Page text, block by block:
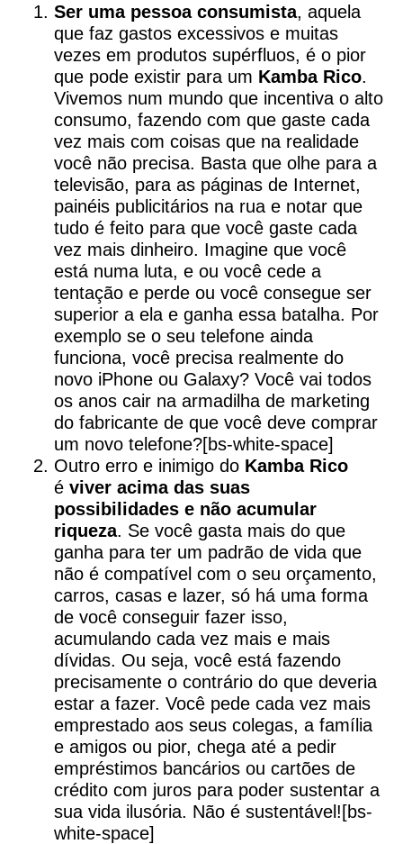
Ser uma pessoa consumista, aquela
que faz gastos excessivos e muitas
vezes em produtos supérfluos, é o pior
que pode existir para um Kamba Rico.
Vivemos num mundo que incentiva o alto
consumo, fazendo com que gaste cada
vez mais com coisas que na realidade
você não precisa. Basta que olhe para a
televisão, para as páginas de Internet,
painéis publicitários na rua e notar que
tudo é feito para que você gaste cada
vez mais dinheiro. Imagine que você
está numa luta, e ou você cede a
tentação e perde ou você consegue ser
superior a ela e ganha essa batalha. Por
exemplo se o seu telefone ainda
funciona, você precisa realmente do
novo iPhone ou Galaxy? Você vai todos
os anos cair na armadilha de marketing
do fabricante de que você deve comprar
um novo telefone?[bs-white-space]
Outro erro e inimigo do Kamba Rico
é viver acima das suas
possibilidades e não acumular
riqueza. Se você gasta mais do que
ganha para ter um padrão de vida que
não é compatível com o seu orçamento,
carros, casas e lazer, só há uma forma
de você conseguir fazer isso,
acumulando cada vez mais e mais
dívidas. Ou seja, você está fazendo
precisamente o contrário do que deveria
estar a fazer. Você pede cada vez mais
emprestado aos seus colegas, a família
e amigos ou pior, chega até a pedir
empréstimos bancários ou cartões de
crédito com juros para poder sustentar a
sua vida ilusória. Não é sustentável![bs-
white-space]